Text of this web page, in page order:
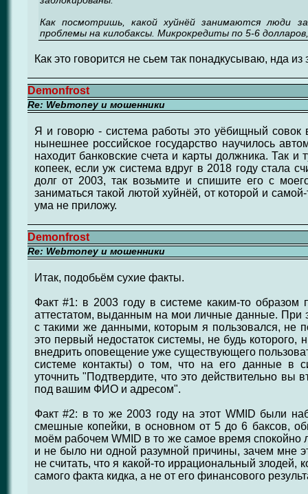
Как посмотришь, какой хуйнёй занимаются люди
проблемы на килобаксы. Микрокредиты по 5-6
Как это говорится не сьем так понадкусываю, нда из
Demonfrost
Re: Webmoney и мошенники
Я и говорю - система работы это уёбищный совок
нынешнее российское государство научилось
находит банковские счета и карты должника. Так и
копеек, если уж система вдруг в 2018 году стала
долг от 2003, так возьмите и спишите его с
заниматься такой лютой хуйнёй, от которой и
ума не приложу.
Demonfrost
Re: Webmoney и мошенники
Итак, подобьём сухие факты.
Факт #1: в 2003 году в системе каким-то образом
аттестатом, выданным на мои личные данные. При
с такими же данными, которым я пользовался, не
это первый недостаток системы, не будь
внедрить оповещение уже существующего
системе контакты) о том, что на его данные в
уточнить "Подтвердите, что это действительно вы
под вашим ФИО и адресом".
Факт #2: в то же 2003 году на этот WMID были
смешные копейки, в основном от 5 до 6 баксов,
моём рабочем WMID в то же самое время спокойно
и не было ни одной разумной причины, зачем мне
не считать, что я какой-то иррациональный злодей,
самого факта кидка, а не от его финансового